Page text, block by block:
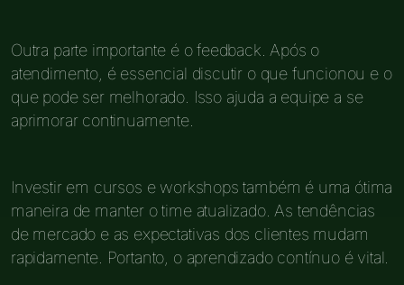
Outra parte importante é o feedback. Após o
atendimento, é essencial discutir o que funcionou e o
que pode ser melhorado. Isso ajuda a equipe a se
aprimorar continuamente.
Investir em cursos e workshops também é uma ótima
maneira de manter o time atualizado. As tendências
de mercado e as expectativas dos clientes mudam
rapidamente. Portanto, o aprendizado contínuo é vital.